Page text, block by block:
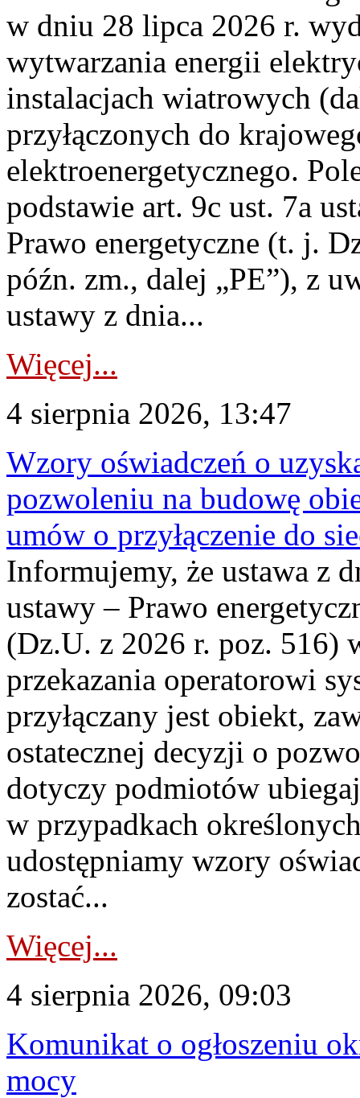
w dniu 28 lipca 2026 r.
wytwarzania energii
instalacjach wiatrowych
przyłączonych do
elektroenergetycznego.
podstawie art. 9c ust. 7a
Prawo energetyczne (t. j.
późn. zm., dalej „PE”), z
ustawy z dnia...
Więcej...
4 sierpnia 2026, 13:47
Wzory oświadczeń o
pozwoleniu na budowę
umów o przyłączenie do
Informujemy, że ustawa z
ustawy – Prawo
(Dz.U. z 2026 r. poz. 516)
przekazania operatorowi
przyłączany jest obiekt,
ostatecznej decyzji o
dotyczy podmiotów
w przypadkach
udostępniamy wzory
zostać...
Więcej...
4 sierpnia 2026, 09:03
Komunikat o ogłoszeniu
mocy